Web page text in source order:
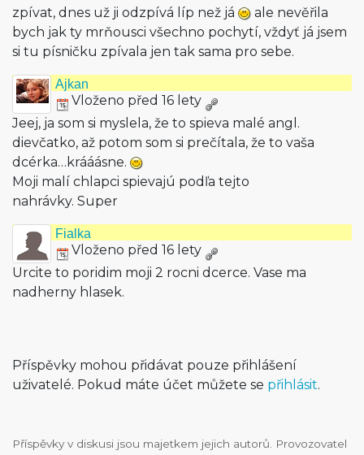
zpívat, dnes už ji odzpívá líp než já
ale nevěřila
bych jak ty mrňousci všechno pochytí, vždyť já jsem
si tu písničku zpívala jen tak sama pro sebe.
Ajkan
Vloženo před 16 lety
Jeej, ja som si myslela, že to spieva malé angl.
dievčatko, až potom som si prečítala, že to vaša
dcérka…krááásne.
Moji malí chlapci spievajú podľa tejto
nahrávky. Super
Fialka
Vloženo před 16 lety
Urcite to poridim moji 2 rocni dcerce. Vase ma
nadherny hlasek.
Příspěvky mohou přidávat pouze přihlášení
uživatelé. Pokud máte účet můžete se přihlásit.
Příspěvky v diskusi jsou majetkem jejich autorů. Provozovatel